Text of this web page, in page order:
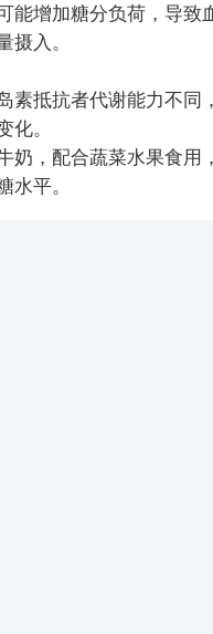
能增加糖分负荷，导致
摄入。
素抵抗者代谢能力不同
化。
奶，配合蔬菜水果食用
水平。